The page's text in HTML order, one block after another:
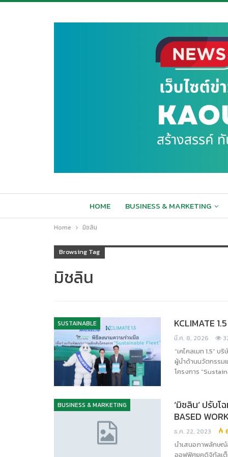
HOME BUSINESS & MARKETING
Home มิชลิน
Browsing Tag
มิชลิน
SUSTAINABLE KCLIMATE
มี.ค. 8, 2026
“เคไคลเมท 1.5”
ผู้นำด้านนวัตกรรม
โครงการ
BUSINESS & MARKETING
‘มิชลิน’ ปรับ
BASED
ธ.ค. 22, 2023
นำเสนอภาพลักษณ์
ออฟฟิศยุคดิจิทัลเต็